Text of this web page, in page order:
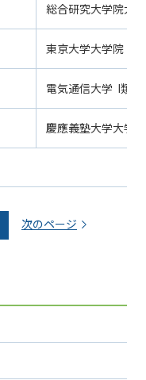
総合研究大学院大学
東京大学大学院
電気通信大学 I類
慶應義塾大学大学院
次のページ